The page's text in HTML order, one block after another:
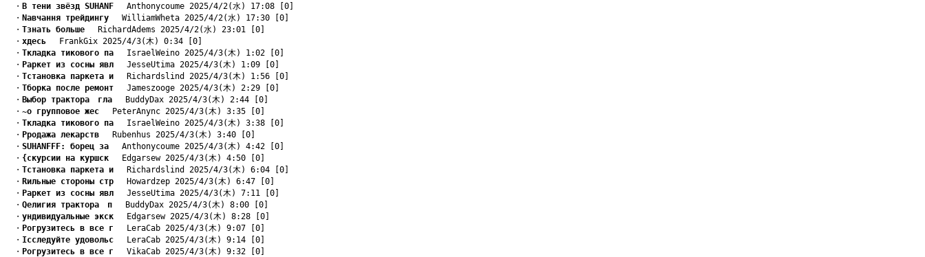
・ B тени звёзд SUHANF Anthonycoume 2025/4/2(水) 17:08 [0]
・ Nавчання трейдингу WilliamWheta 2025/4/2(水) 17:30 [0]
・ Tзнать больше RichardAdems 2025/4/2(水) 23:01 [0]
・ xдесь FrankGix 2025/4/3(木) 0:34 [0]
・ Tкладка тикового па IsraelWeino 2025/4/3(木) 1:02 [0]
・ Pаркет из сосны явл JesseUtima 2025/4/3(木) 1:09 [0]
・ Tстановка паркета и Richardslind 2025/4/3(木) 1:56 [0]
・ Tборка после ремонт Jameszooge 2025/4/3(木) 2:29 [0]
・ Bыбор трактора　гла BuddyDax 2025/4/3(木) 2:44 [0]
・ ~о групповое жес PeterAnync 2025/4/3(木) 3:35 [0]
・ Tкладка тикового па IsraelWeino 2025/4/3(木) 3:38 [0]
・ Pродажа лекарств Rubenhus 2025/4/3(木) 3:40 [0]
・ SUHANFFF: борец за Anthonycoume 2025/4/3(木) 4:42 [0]
・ {скурсии на куршск Edgarsew 2025/4/3(木) 4:50 [0]
・ Tстановка паркета и Richardslind 2025/4/3(木) 6:04 [0]
・ Rильные стороны стр Howardzep 2025/4/3(木) 6:47 [0]
・ Pаркет из сосны явл JesseUtima 2025/4/3(木) 7:11 [0]
・ Qелигия трактора　п BuddyDax 2025/4/3(木) 8:00 [0]
・ yндивидуальные экск Edgarsew 2025/4/3(木) 8:28 [0]
・ Pогрузитесь в все г LeraCab 2025/4/3(木) 9:07 [0]
・ Iсследуйте удовольс LeraCab 2025/4/3(木) 9:14 [0]
・ Pогрузитесь в все г VikaCab 2025/4/3(木) 9:32 [0]